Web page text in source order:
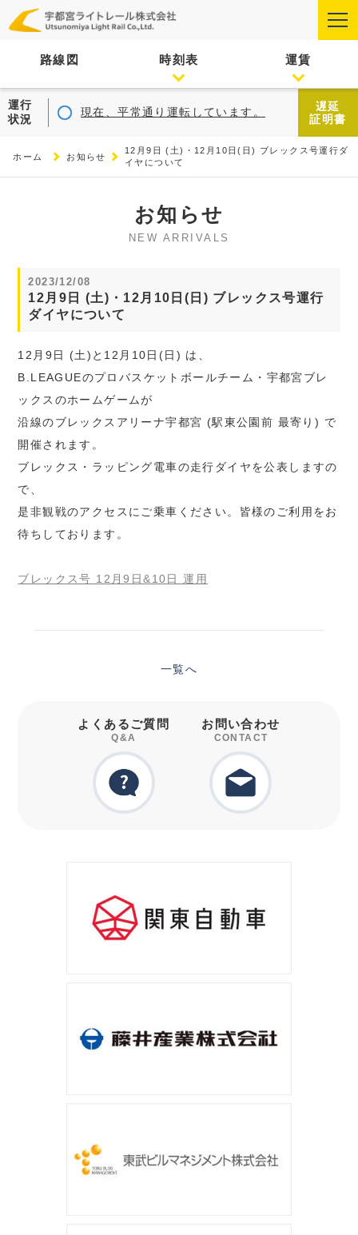
路線図 時刻表 運賃
運行
状況
現在、平常通り運転しています。
遅延
証明書
ホーム お知らせ
12月9日 (土)・12月10日(日) ブレックス号運行ダ
イヤについて
お知らせ
NEW ARRIVALS
2023/12/08
12月9日 (土)・12月10日(日) ブレックス号運行
ダイヤについて
12月9日 (土)と12月10日(日) は、
B.LEAGUEのプロバスケットボールチーム・宇都宮ブレ
ックスのホームゲームが
沿線のブレックスアリーナ宇都宮 (駅東公園前 最寄り) で
開催されます。
ブレックス・ラッピング電車の走行ダイヤを公表しますの
で、
是非観戦のアクセスにご乗車ください。皆様のご利用をお
待ちしております。
ブレックス号 12月9日&10日 運用
一覧へ
よくあるご質問
Q&A
お問い合わせ
CONTACT